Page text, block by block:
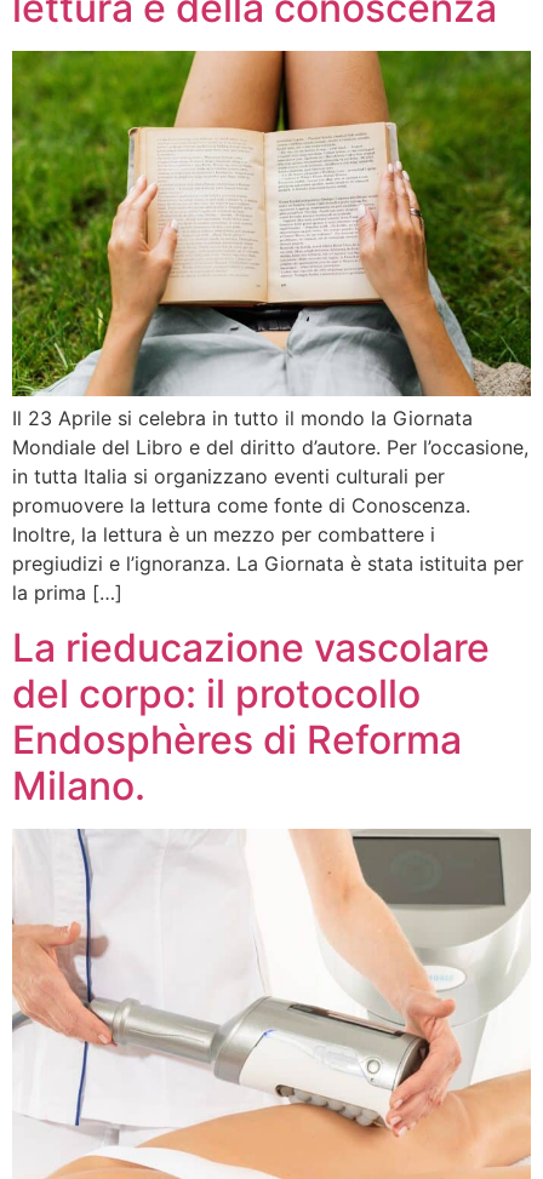
Il 23 Aprile si celebra in tutto il mondo la Giornata
Mondiale del Libro e del diritto d’autore. Per l’occasione,
in tutta Italia si organizzano eventi culturali per
promuovere la lettura come fonte di Conoscenza.
Inoltre, la lettura è un mezzo per combattere i
pregiudizi e l’ignoranza. La Giornata è stata istituita per
la prima […]
La rieducazione vascolare
del corpo: il protocollo
Endosphères di Reforma
Milano.